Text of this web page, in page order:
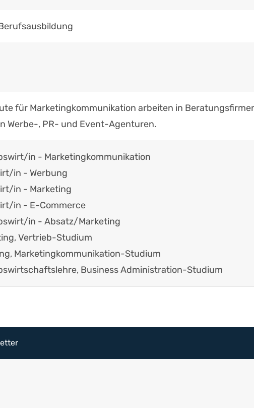
für Marketingkommunikation arbeiten in
Werbe-, PR- und Event-Agenturen.
in - Marketingkommunikation
in - Werbung
in - Marketing
in - E-Commerce
in - Absatz/Marketing
Vertrieb-Studium
Marketingkommunikation-Studium
Business Administration-Studium